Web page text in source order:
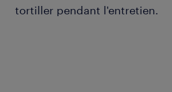
tortiller pendant l'entretien.